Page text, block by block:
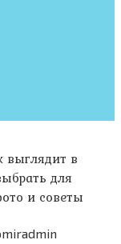
выглядит в
для
и советы